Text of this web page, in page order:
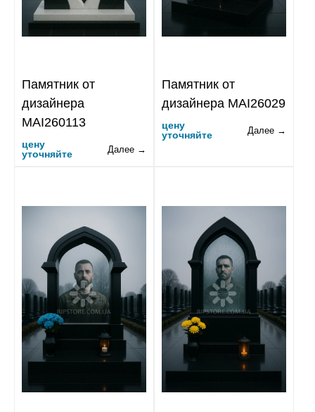
Памятник от
дизайнера
MAI260113
цену
уточняйте
Далее →
Памятник от
дизайнера MAI26029
цену
уточняйте
Далее →